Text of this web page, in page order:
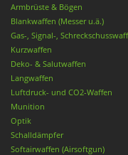
Armbrüste & Bögen
Blankwaffen (Messer u.ä.)
Gas-, Signal-,
Kurzwaffen
Deko- & Salutwaffen
Langwaffen
Luftdruck- und CO2-Waffen
Munition
Optik
Schalldämpfer
Softairwaffen (Airsoftgun)